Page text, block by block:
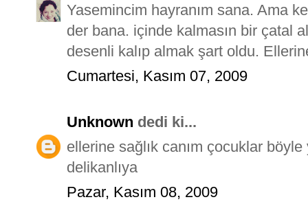
Yasemincim hayranım sana. Ama
der bana. içinde kalmasın bir çatal
desenli kalıp almak şart oldu.
Cumartesi, Kasım 07, 2009
Unknown dedi ki...
ellerine sağlık canım çocuklar
delikanlıya
Pazar, Kasım 08, 2009